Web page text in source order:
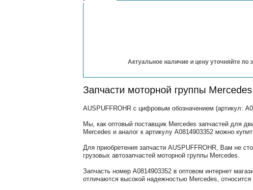
Актуальное наличие и цену уточняйте
Запчасти моторной группы
AUSPUFFROHR с цифровым обозначением (артикул:
Мы, как оптовый поставщик Mercedes запчастей для
Mercedes и аналог к артикулу A0814903352 можно
Для приобретения запчасти AUSPUFFROHR, Вам не
грузовых автозапчастей моторной группы Mercedes.
Запчасть номер A0814903352 в оптовом интернет
отличаются высокой надежностью Mercedes, относится